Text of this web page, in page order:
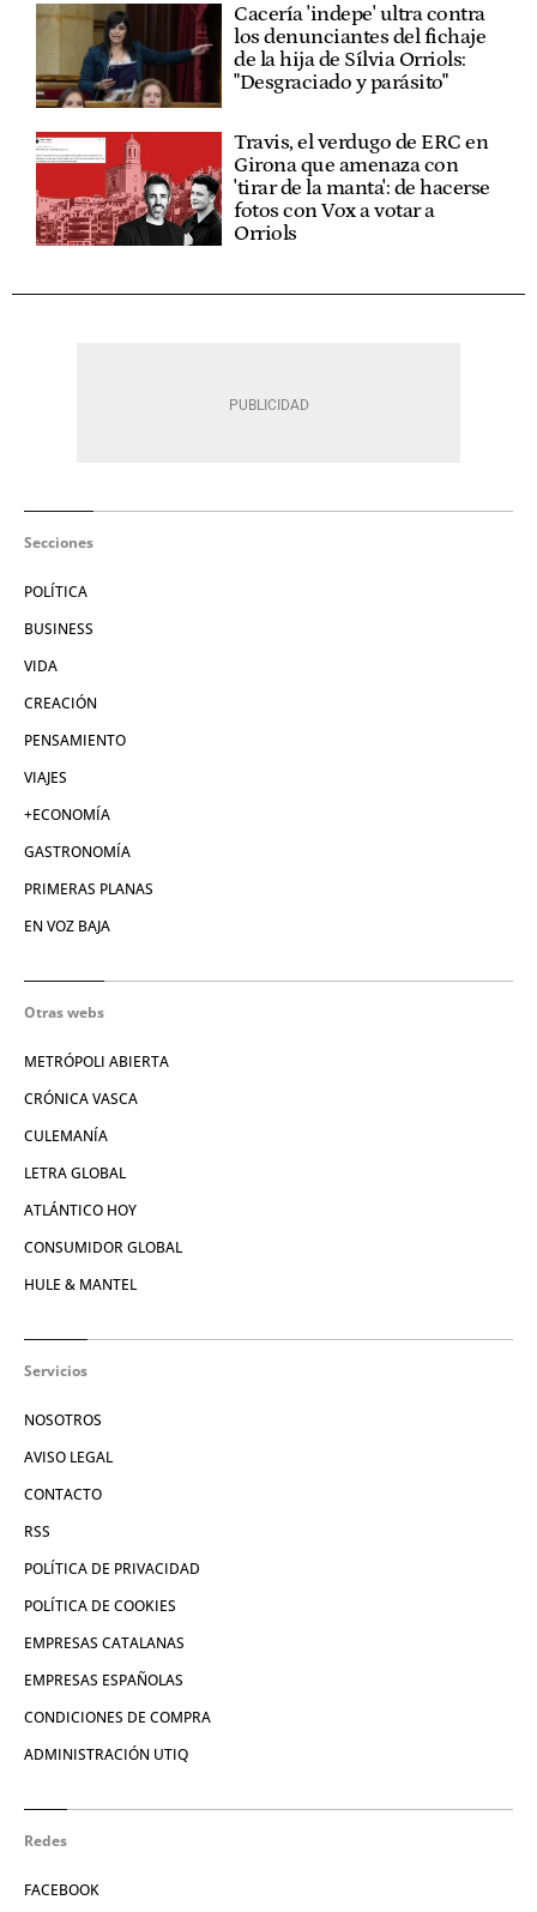
Cacería 'indepe' ultra contra
los denunciantes del fichaje
de la hija de Sílvia Orriols:
"Desgraciado y parásito"
Travis, el verdugo de ERC en
Girona que amenaza con
'tirar de la manta': de hacerse
fotos con Vox a votar a
Orriols
Secciones
POLÍTICA
BUSINESS
VIDA
CREACIÓN
PENSAMIENTO
VIAJES
+ECONOMÍA
GASTRONOMÍA
PRIMERAS PLANAS
EN VOZ BAJA
Otras webs
METRÓPOLI ABIERTA
CRÓNICA VASCA
CULEMANÍA
LETRA GLOBAL
ATLÁNTICO HOY
CONSUMIDOR GLOBAL
HULE & MANTEL
Servicios
NOSOTROS
AVISO LEGAL
CONTACTO
RSS
POLÍTICA DE PRIVACIDAD
POLÍTICA DE COOKIES
EMPRESAS CATALANAS
EMPRESAS ESPAÑOLAS
CONDICIONES DE COMPRA
ADMINISTRACIÓN UTIQ
Redes
FACEBOOK